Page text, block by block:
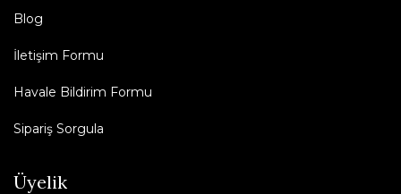
Blog
İletişim Formu
Havale Bildirim Formu
Sipariş Sorgula
Üyelik